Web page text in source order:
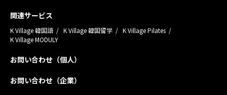
関連サービス
K Village 韓国語 K Village 韓国留学
K Village Pilates
K Village MODULY
お問い合わせ（個人）
お問い合わせ（企業）